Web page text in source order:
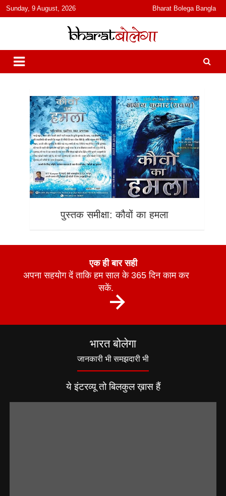
content
Sunday, 9 August, 2026 Bharat Bolega Bangla
भारत बोलेगा
हिंदी में समाचार, विचार, ऑडियो, वीडियो और फ़ीचर. भारत बोलेगा हिंदी न्यूज़ वेबसाइट
India: News, Views, Info, Trends & Podcast I जानकारी भी समझदारी भी
और पॉडकास्ट
पुस्तक समीक्षा: कौवों का हमला
एक ही बार सही
अपना सहयोग दें ताकि हम साल के 365 दिन काम कर
सकें.
भारत बोलेगा
जानकारी भी समझदारी भी
ये इंटरव्यू तो बिलकुल ख़ास हैं